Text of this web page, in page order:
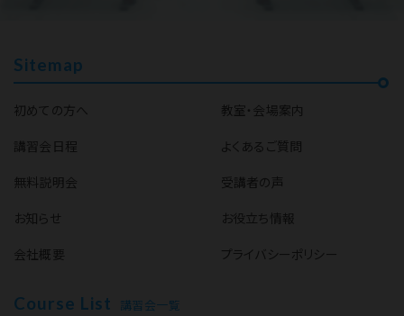
Sitemap
初めての方へ
教室・会場案内
講習会日程
よくあるご質問
無料説明会
受講者の声
お知らせ
お役立ち情報
会社概要
プライバシーポリシー
Course List 講習会一覧